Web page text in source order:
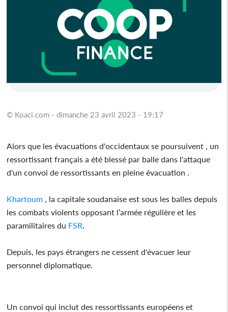
© Koaci.com - dimanche 23 avril 2023 - 19:17
Alors que les évacuations d'occidentaux se poursuivent , un
ressortissant français a été blessé par balle dans l'attaque
d'un convoi de ressortissants en pleine évacuation .
Khartoum , la capitale soudanaise est sous les balles depuis
les combats violents opposant l’armée régulière et les
paramilitaires du FSR
Depuis, les pays étrangers ne cessent d'évacuer leur
personnel diplomatique.
Un convoi qui inclut des ressortissants européens et